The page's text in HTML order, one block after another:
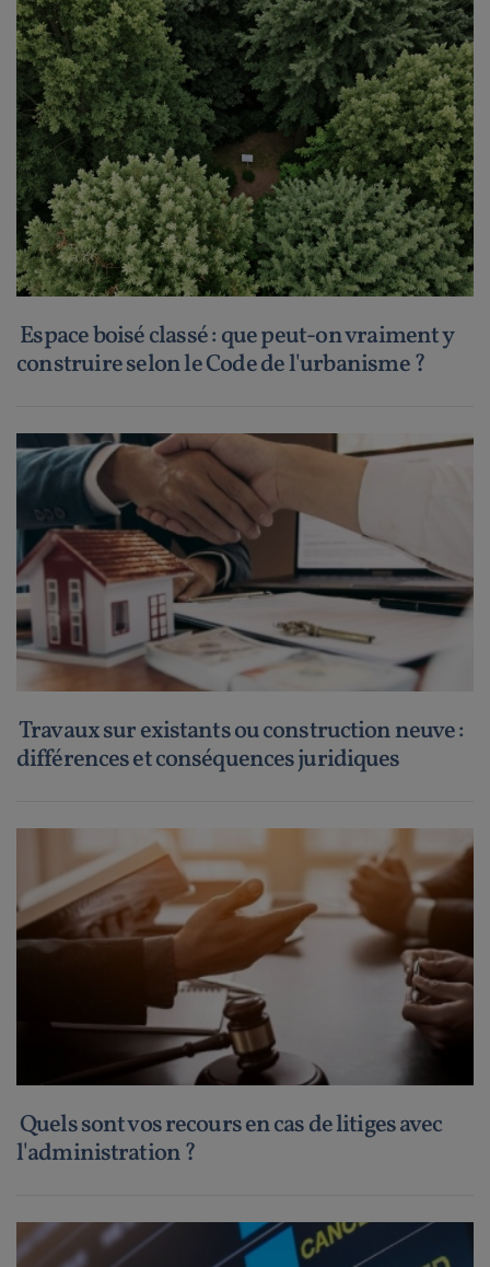
Espace boisé classé : que peut-on vraiment y
construire selon le Code de l'urbanisme ?
Travaux sur existants ou construction neuve :
différences et conséquences juridiques
Quels sont vos recours en cas de litiges avec
l'administration ?